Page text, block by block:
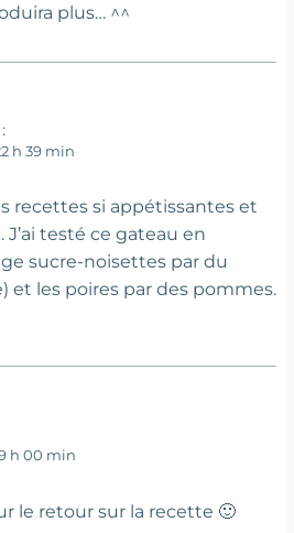
plus… ^^
h 39 min
recettes si appétissantes et
J’ai testé ce gateau en
sucre-noisettes par du
et les poires par des pommes.
9 h 00 min
le retour sur la recette 🙂